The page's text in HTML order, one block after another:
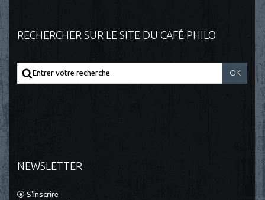
RECHERCHER SUR LE SITE DU CAFÉ PHILO
NEWSLETTER
S'inscrire